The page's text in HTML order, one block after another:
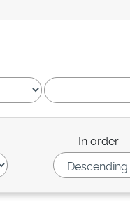
In order